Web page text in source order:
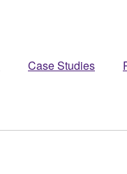
Case Studies